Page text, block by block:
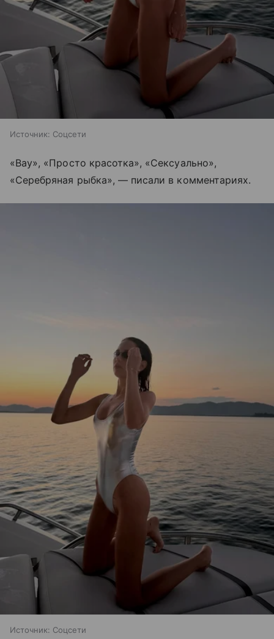
Источник: Соцсети
«Вау», «Просто красотка», «Сексуально»,
«Серебряная рыбка», — писали в комментариях.
Источник: Соцсети